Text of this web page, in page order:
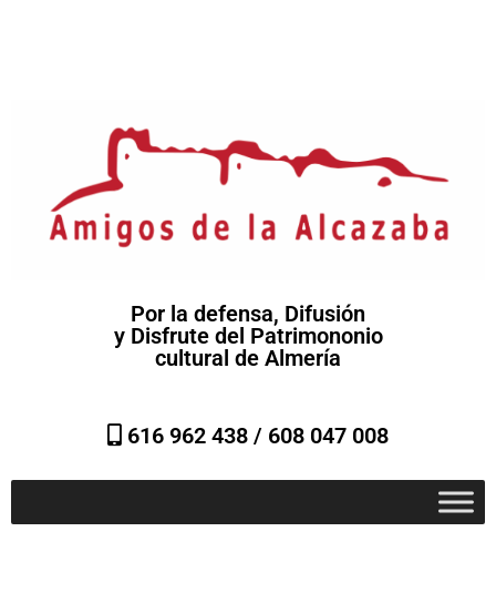
Por la defensa, Difusión
y Disfrute del Patrimononio
cultural de Almería
616 962 438 / 608 047 008